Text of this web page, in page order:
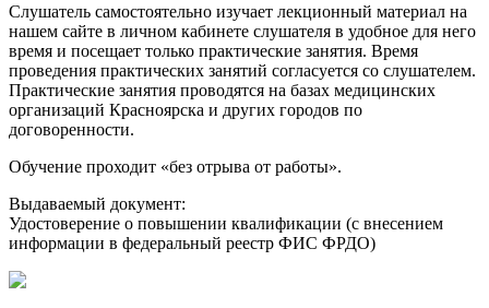
Слушатель самостоятельно изучает лекционный материал на
нашем сайте в личном кабинете слушателя в удобное для него
время и посещает только практические занятия. Время
проведения практических занятий согласуется со слушателем.
Практические занятия проводятся на базах медицинских
организаций Красноярска и других городов по
договоренности.
Обучение проходит «без отрыва от работы».
Выдаваемый документ:
Удостоверение о повышении квалификации (с внесением
информации в федеральный реестр ФИС ФРДО)